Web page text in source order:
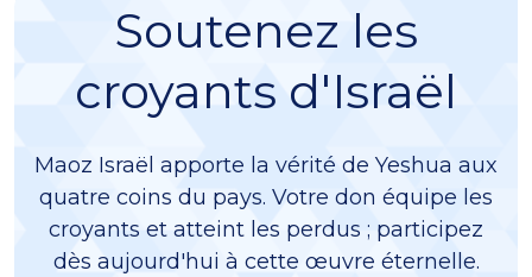
Soutenez les
croyants d'Israël
Maoz Israël apporte la vérité de Yeshua aux
quatre coins du pays. Votre don équipe les
croyants et atteint les perdus ; participez
dès aujourd'hui à cette œuvre éternelle.